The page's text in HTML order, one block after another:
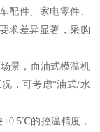
配件、家电零件、
求差异显著，采购
景，而油式模温机
，可考虑“油式/水
的控温精度，